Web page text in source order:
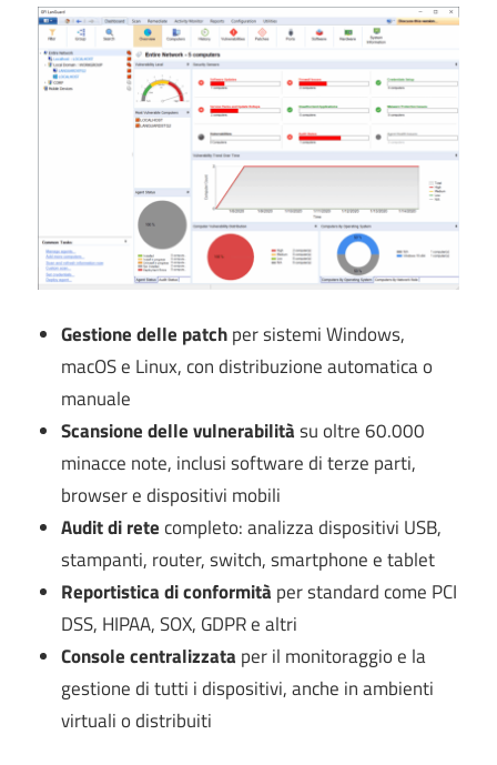
Gestione delle patchper sistemi Windows,
macOS e Linux, con distribuzione automatica o
manuale
Scansione delle vulnerabilitàsu oltre 60.000
minacce note, inclusi software di terze parti,
browser e dispositivi mobili
Audit di retecompleto: analizza dispositivi USB,
stampanti, router, switch, smartphone e tablet
Reportistica di conformità per standard come PCI
DSS, HIPAA, SOX, GDPR e altri
Console centralizzata per il monitoraggio e la
gestione di tutti i dispositivi, anche in ambienti
virtuali o distribuiti